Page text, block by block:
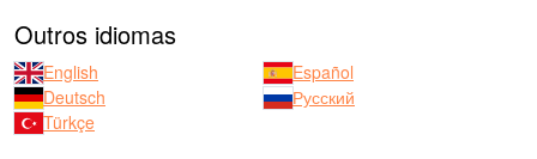
Outros idiomas
English
Español
Deutsch
Русский
Türkçe